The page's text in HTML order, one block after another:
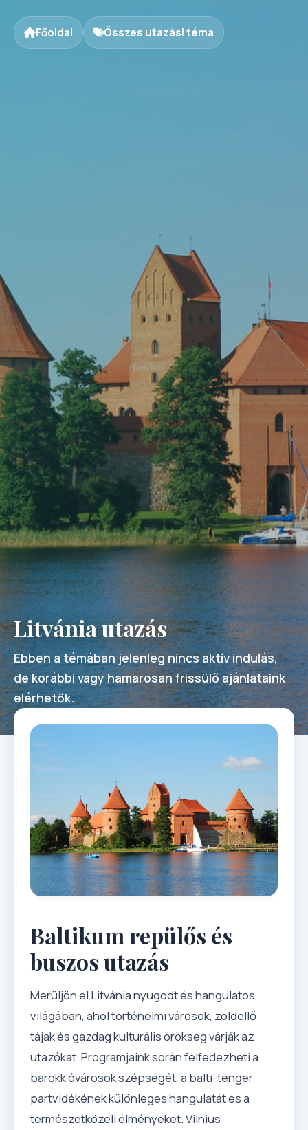
Főoldal Összes utazási téma
Litvánia utazás
Ebben a témában jelenleg nincs aktív indulás,
de korábbi vagy hamarosan frissülő ajánlataink
elérhetők.
Baltikum repülős és
buszos utazás
Merüljön el Litvánia nyugodt és hangulatos
világában, ahol történelmi városok, zöldellő
tájak és gazdag kulturális örökség várják az
utazókat. Programjaink során felfedezheti a
barokk óvárosok szépségét, a balti-tenger
partvidékének különleges hangulatát és a
természetközeli élményeket. Vilnius